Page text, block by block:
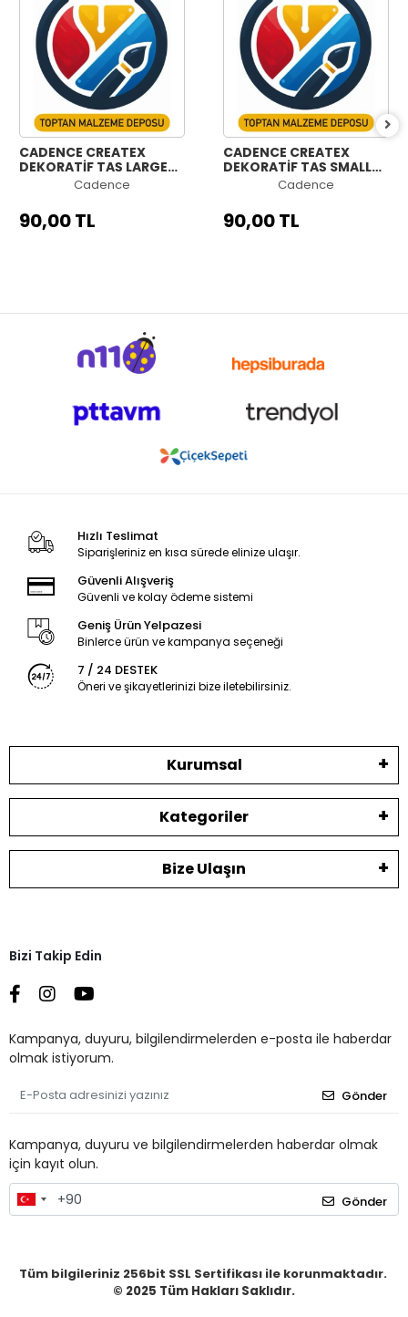
CADENCE CREATEX
DEKORATİF TAŞ LARGE
Cadence
90,00 TL
CADENCE CREATEX
DEKORATİF TAŞ SMALL
Cadence
90,00 TL
Hızlı Teslimat
Siparişleriniz en kısa sürede elinize ulaşır.
Güvenli Alışveriş
Güvenli ve kolay ödeme sistemi
Geniş Ürün Yelpazesi
Binlerce ürün ve kampanya seçeneği
7 / 24 DESTEK
Öneri ve şikayetlerinizi bize iletebilirsiniz.
Kurumsal
Kategoriler
Bize Ulaşın
Bizi Takip Edin
Kampanya, duyuru, bilgilendirmelerden e-posta ile haberdar
olmak istiyorum.
Gönder
Kampanya, duyuru ve bilgilendirmelerden haberdar olmak
için kayıt olun.
Gönder
Tüm bilgileriniz 256bit SSL Sertifikası ile korunmaktadır.
© 2025 Tüm Hakları Saklıdır.